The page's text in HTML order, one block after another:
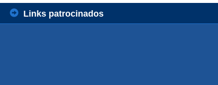
Links patrocinados